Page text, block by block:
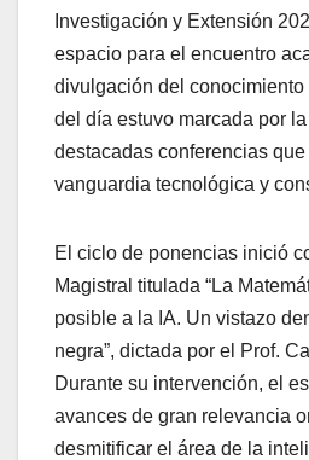
Investigación y Extensión
espacio para el encuentro
divulgación del
del día estuvo marcada por
destacadas conferencias
vanguardia tecnológica y
El ciclo de ponencias inició
Magistral titulada “La
posible a la IA. Un vistazo
negra”, dictada por el Prof.
Durante su intervención, el
avances de gran relevancia
desmitificar el área de la